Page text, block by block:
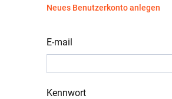
Neues Benutzerkonto anlegen
E-mail
Kennwort